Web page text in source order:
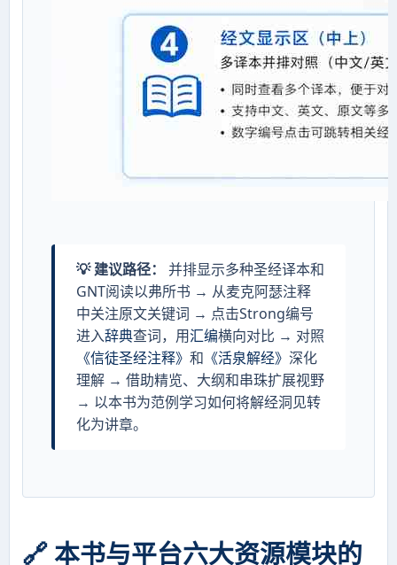
💡 建议路径：
并排显示多种圣经译本和
GNT阅读以弗所书 → 从麦克阿瑟注释
中关注原文关键词 → 点击Strong编号
进入辞典查词，用汇编横向对比 → 对照
《信徒圣经注释》 和 《活泉解经》 深化
理解 → 借助精览、大纲和串珠扩展视野
→ 以本书为范例学习如何将解经洞见转
化为讲章。
🔗 本书与平台六大资源模块的